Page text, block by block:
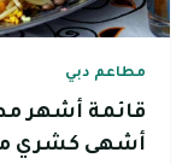
مطاعم دبي
قائمة أشهر
أشهى كشري